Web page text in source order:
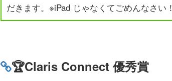
だきます。※iPad じゃなくてごめんなさい！
🏆Claris Connect 優秀賞